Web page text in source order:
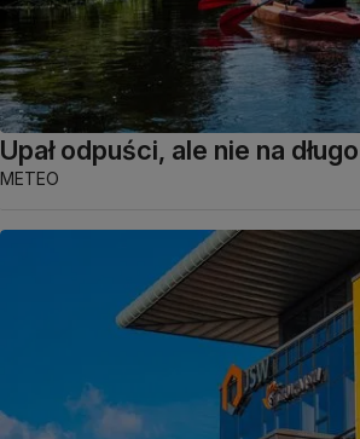
Upał odpuści, ale nie na długo
METEO